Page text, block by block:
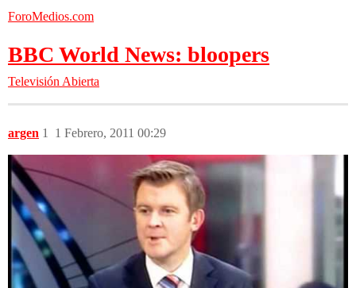
ForoMedios.com
BBC World News: bloopers
Televisión Abierta
argen 1 Febrero, 2011 00:29
1